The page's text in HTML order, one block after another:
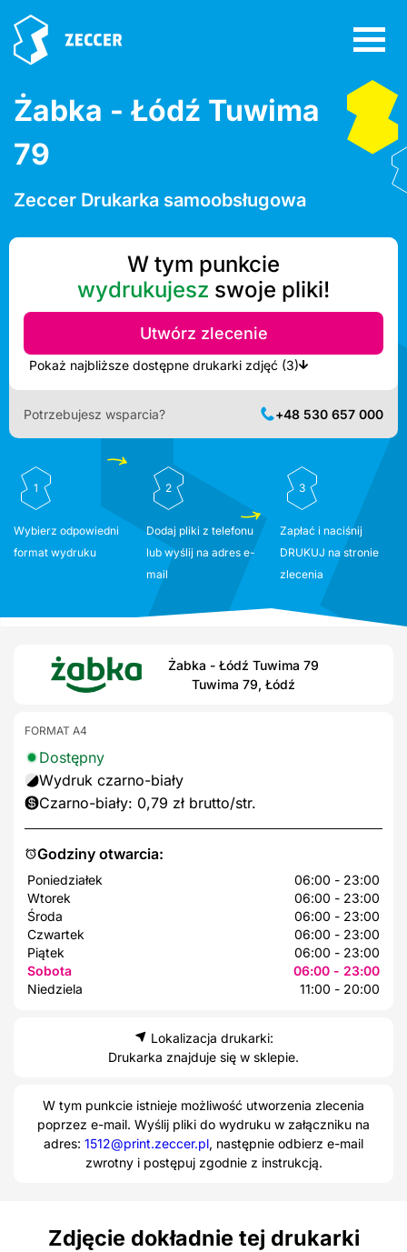
Żabka - Łódź Tuwima
79
Zeccer Drukarka samoobsługowa
W tym punkcie
wydrukujesz swoje pliki!
Utwórz zlecenie
Pokaż najbliższe dostępne drukarki zdjęć (3)
Potrzebujesz wsparcia? +48 530 657 000
1
Wybierz odpowiedni
format wydruku
2
Dodaj pliki z telefonu
lub wyślij na adres e-
mail
3
Zapłać i naciśnij
DRUKUJ na stronie
zlecenia
Żabka - Łódź Tuwima 79
Tuwima 79, Łódź
Godziny otwarcia:
Poniedziałek
06:00 - 23:00
Wtorek
06:00 - 23:00
Środa
06:00 - 23:00
Czwartek
06:00 - 23:00
Piątek
06:00 - 23:00
Sobota
06:00 - 23:00
Niedziela
11:00 - 20:00
FORMAT A4
Dostępny
Wydruk czarno-biały
Czarno-biały: 0,79 zł brutto/str.
Lokalizacja drukarki:
Drukarka znajduje się w sklepie.
W tym punkcie istnieje możliwość utworzenia zlecenia
poprzez e-mail. Wyślij pliki do wydruku w załączniku na
adres: 1512@print.zeccer.pl, następnie odbierz e-mail
zwrotny i postępuj zgodnie z instrukcją.
Zdjęcie dokładnie tej drukarki